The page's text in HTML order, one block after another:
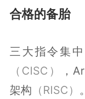
合格的备胎
三大指令集
（CISC）
，
架构 （RISC）